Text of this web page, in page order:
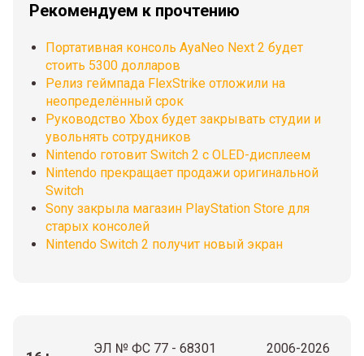
Рекомендуем к прочтению
Портативная консоль AyaNeo Next 2 будет
стоить 5300 долларов
Релиз геймпада FlexStrike отложили на
неопределённый срок
Руководство Xbox будет закрывать студии и
увольнять сотрудников
Nintendo готовит Switch 2 с OLED-дисплеем
Nintendo прекращает продажи оригинальной
Switch
Sony закрыла магазин PlayStation Store для
старых консолей
Nintendo Switch 2 получит новый экран
ЭЛ № ФС 77 - 68301 2006-2026